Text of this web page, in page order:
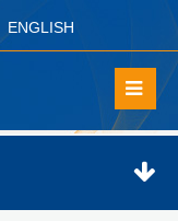
ENGLISH